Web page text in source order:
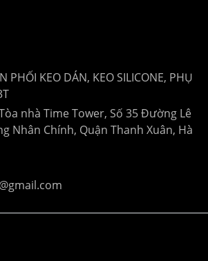
PHỐI KEO DÁN, KEO SILICONE, PHỤ
nhà Time Tower, Số 35 Đường Lê
Nhân Chính, Quận Thanh Xuân, Hà